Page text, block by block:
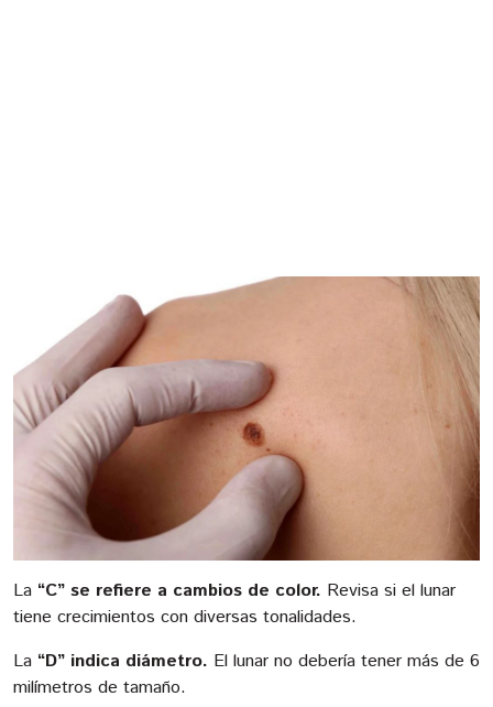
La “C” se refiere a cambios de color. Revisa si el lunar
tiene crecimientos con diversas tonalidades.
La “D” indica diámetro. El lunar no debería tener más de 6
milímetros de tamaño.